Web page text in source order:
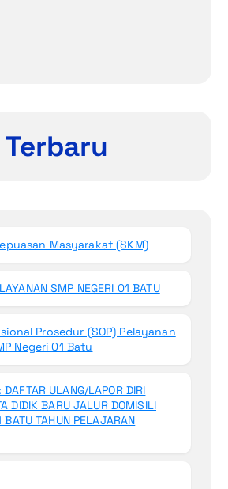
Masyarakat (SKM)
SMP NEGERI 01 BATU
Prosedur (SOP) Pelayanan
Negeri 01 Batu
DAFTAR ULANG/LAPOR DIRI
DIDIK BARU JALUR DOMISILI
BATU TAHUN PELAJARAN